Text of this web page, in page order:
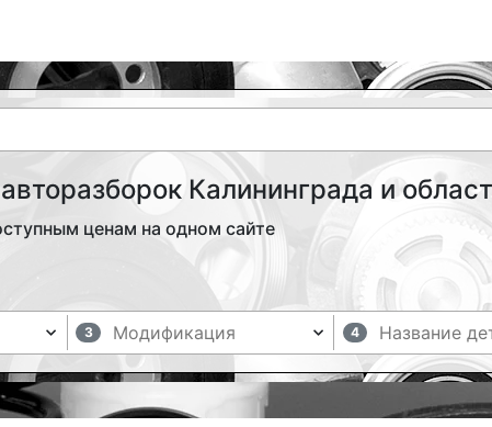
авторазборок Калининграда и
ценам на одном сайте
3 4